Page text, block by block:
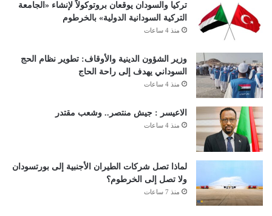
تركيا والسودان يوقعان بروتوكولاً لإنشاء «الجامعة
التركية السودانية الدولية» بالخرطوم
منذ 4 ساعات
وزير الشؤون الدينية والأوقاف: تطوير نظام الحج
السوداني يهدف إلى راحة الحاج
منذ 4 ساعات
الاعيسر : جيش منتصر.. وشعب مقتدر
منذ 4 ساعات
لماذا تصل شركات الطيران الأجنبية إلى بورتسودان
ولا تصل إلى الخرطوم؟
منذ 7 ساعات